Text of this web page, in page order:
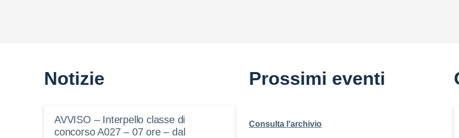
Notizie
AVVISO – Interpello classe di
concorso A027 – 07 ore – dal
Prossimi eventi
Consulta l'archivio